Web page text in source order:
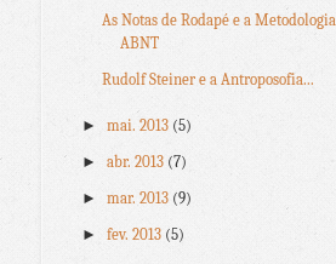
As Notas de Rodapé e a Metodologia
ABNT
Rudolf Steiner e a Antroposofia...
► mai. 2013 (5)
► abr. 2013 (7)
► mar. 2013 (9)
► fev. 2013 (5)